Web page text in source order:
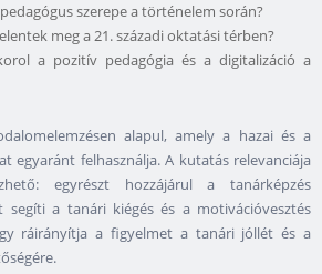
szerepe a történelem során?
meg a 21. századi oktatási térben?
a pozitív pedagógia és a digitalizáció a
alapul, amely a hazai és a
egyaránt felhasználja. A kutatás relevanciája
egyrészt hozzájárul a tanárképzés
segíti a tanári kiégés és a motivációvesztés
ráirányítja a figyelmet a tanári jóllét és a